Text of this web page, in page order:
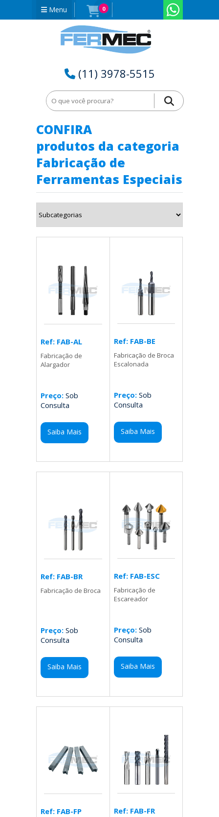
Menu 0
(11) 3978-5515
Home Fabricação de Ferramentas Especiais na Bahia - BA
CONFIRA
produtos da categoria
Fabricação de
Ferramentas Especiais
Ref: FAB-AL
Fabricação de
Alargador
Preço: Sob
Consulta
Saiba Mais
Ref: FAB-BE
Fabricação de Broca
Escalonada
Preço:Sob
Consulta
Saiba Mais
Ref: FAB-BR
Fabricação de Broca
Preço: Sob
Consulta
Saiba Mais
Ref: FAB-ESC
Fabricação de
Escareador
Preço:Sob
Consulta
Saiba Mais
Ref: FAB-FP Ref: FAB-FR